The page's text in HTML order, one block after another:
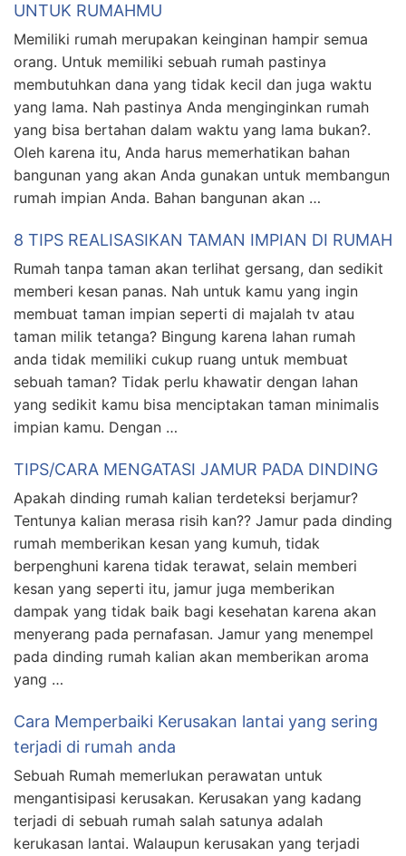
UNTUK RUMAHMU
Memiliki rumah merupakan keinginan hampir semua
orang. Untuk memiliki sebuah rumah pastinya
membutuhkan dana yang tidak kecil dan juga waktu
yang lama. Nah pastinya Anda menginginkan rumah
yang bisa bertahan dalam waktu yang lama bukan?.
Oleh karena itu, Anda harus memerhatikan bahan
bangunan yang akan Anda gunakan untuk membangun
rumah impian Anda. Bahan bangunan akan …
8 TIPS REALISASIKAN TAMAN IMPIAN DI RUMAH
Rumah tanpa taman akan terlihat gersang, dan sedikit
memberi kesan panas. Nah untuk kamu yang ingin
membuat taman impian seperti di majalah tv atau
taman milik tetanga? Bingung karena lahan rumah
anda tidak memiliki cukup ruang untuk membuat
sebuah taman? Tidak perlu khawatir dengan lahan
yang sedikit kamu bisa menciptakan taman minimalis
impian kamu. Dengan …
TIPS/CARA MENGATASI JAMUR PADA DINDING
Apakah dinding rumah kalian terdeteksi berjamur?
Tentunya kalian merasa risih kan?? Jamur pada dinding
rumah memberikan kesan yang kumuh, tidak
berpenghuni karena tidak terawat, selain memberi
kesan yang seperti itu, jamur juga memberikan
dampak yang tidak baik bagi kesehatan karena akan
menyerang pada pernafasan. Jamur yang menempel
pada dinding rumah kalian akan memberikan aroma
yang …
Cara Memperbaiki Kerusakan lantai yang sering
terjadi di rumah anda
Sebuah Rumah memerlukan perawatan untuk
mengantisipasi kerusakan. Kerusakan yang kadang
terjadi di sebuah rumah salah satunya adalah
kerukasan lantai. Walaupun kerusakan yang terjadi